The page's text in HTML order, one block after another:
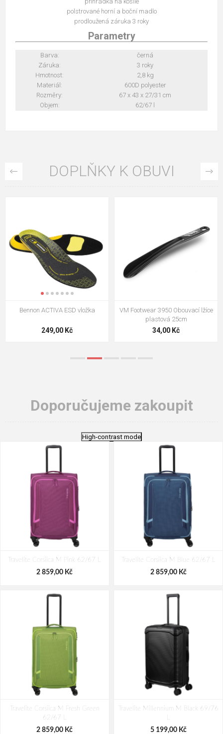
polstrované horní a boční madlo
prodloužená záruka 3 roky
Parametry
Barva:
černá
Záruka:
3 roky
Hmotnost:
2,8 kg
Materiál:
600D polyester
Rozměry:
67 x 43 x 27/31 cm
Objem:
62/67 l
DOPLŇKY K OBUVI
VM Footwear 3009 Vkládací stélka
124,00 Kč
VM Footwear 3102 Tkaničky
ploché
18,70 Kč
Doporučujeme zakoupit
High-contrast mode
Travelite Corsiica M Pink 62/67 L
2 859,00 Kč
Travelite Corsiica M Blue 62/67 L
2 859,00 Kč
Travelite Corsiica M Fresh Green
62/67 L
2 859,00 Kč
Travelite Millennium M Black 69/76
5 199,00 Kč